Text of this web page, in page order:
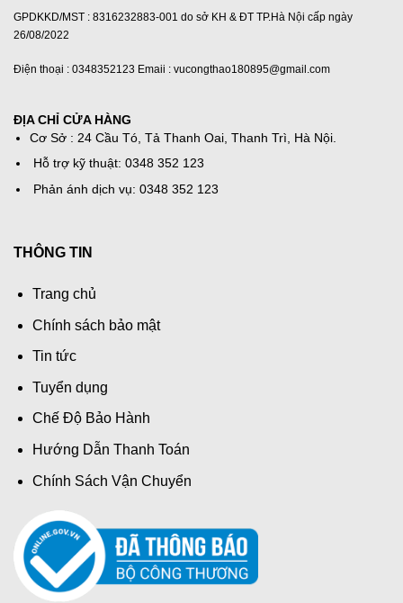
GPDKKD/MST : 8316232883-001 do sở KH & ĐT TP.Hà Nội cấp ngày
26/08/2022
Điện thoại : 0348352123 Emaii : vucongthao180895@gmail.com
ĐỊA CHỈ CỬA HÀNG
Cơ Sở : 24 Cầu Tó, Tả Thanh Oai, Thanh Trì, Hà Nội.
Hỗ trợ kỹ thuật: 0348 352 123
Phản ánh dịch vụ: 0348 352 123
THÔNG TIN
Trang chủ
Chính sách bảo mật
Tin tức
Tuyển dụng
Chế Độ Bảo Hành
Hướng Dẫn Thanh Toán
Chính Sách Vận Chuyển